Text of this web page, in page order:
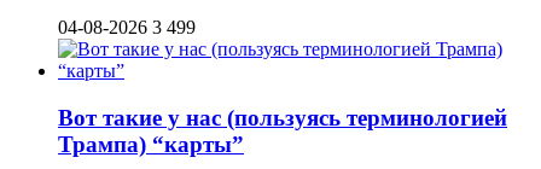
04-08-2026 3 499
Вот такие у нас (пользуясь терминологией
Трампа) “карты”